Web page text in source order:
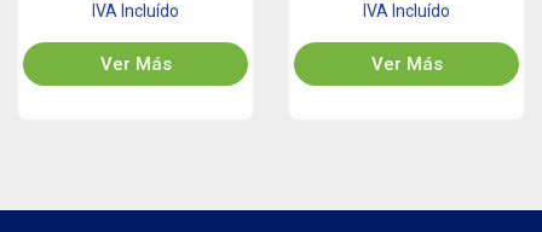
IVA Incluído
Ver Más
IVA Incluído
Ver Más